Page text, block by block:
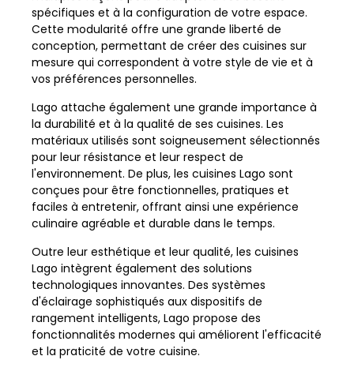
spécifiques et à la configuration de votre espace.
Cette modularité offre une grande liberté de
conception, permettant de créer des cuisines sur
mesure qui correspondent à votre style de vie et à
vos préférences personnelles.
Lago attache également une grande importance à
la durabilité et à la qualité de ses cuisines. Les
matériaux utilisés sont soigneusement sélectionnés
pour leur résistance et leur respect de
l'environnement. De plus, les cuisines Lago sont
conçues pour être fonctionnelles, pratiques et
faciles à entretenir, offrant ainsi une expérience
culinaire agréable et durable dans le temps.
Outre leur esthétique et leur qualité, les cuisines
Lago intègrent également des solutions
technologiques innovantes. Des systèmes
d'éclairage sophistiqués aux dispositifs de
rangement intelligents, Lago propose des
fonctionnalités modernes qui améliorent l'efficacité
et la praticité de votre cuisine.